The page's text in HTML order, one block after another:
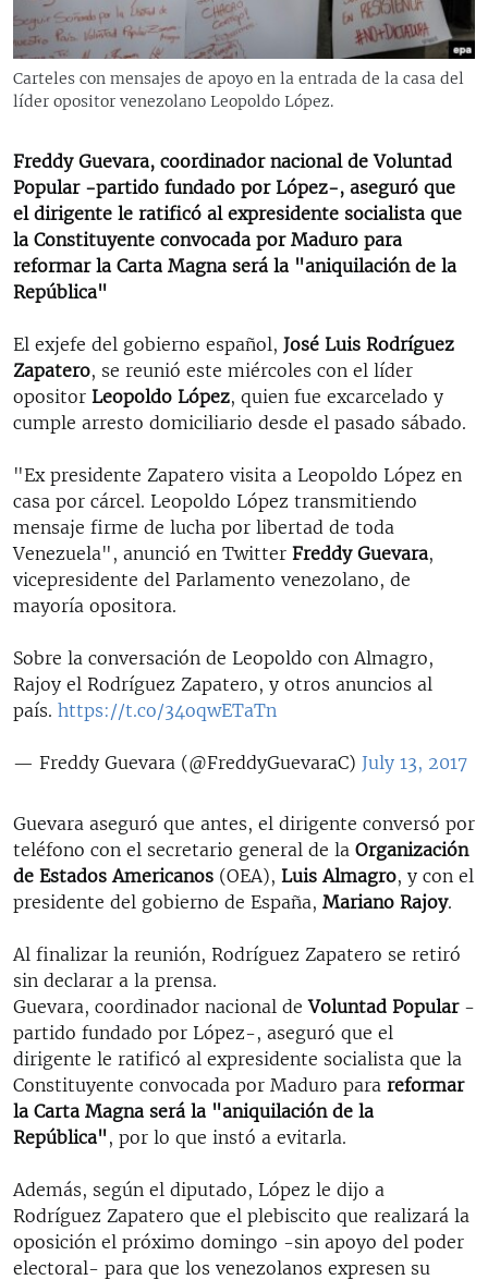
RADIO MARTÍ
ESPECIALES
ESPECIALES
SER VIEJO EN CUBA
KENTU-CUBANO
LOS SANTOS DE HIALEAH
DESINFORMACIÓN RUSA EN AMÉRICA LATINA
MULTIMEDIA
SÍGUENOS
Carteles con mensajes de apoyo en la entrada de la casa del
líder opositor venezolano Leopoldo López.
Freddy Guevara, coordinador nacional de Voluntad
Popular -partido fundado por López-, aseguró que
el dirigente le ratificó al expresidente socialista que
la Constituyente convocada por Maduro para
reformar la Carta Magna será la "aniquilación de la
República"
El exjefe del gobierno español, José Luis Rodríguez
Zapatero, se reunió este miércoles con el líder
opositor Leopoldo López, quien fue excarcelado y
cumple arresto domiciliario desde el pasado sábado.
"Ex presidente Zapatero visita a Leopoldo López en
casa por cárcel. Leopoldo López transmitiendo
mensaje firme de lucha por libertad de toda
Venezuela", anunció en Twitter Freddy Guevara,
vicepresidente del Parlamento venezolano, de
mayoría opositora.
Sobre la conversación de Leopoldo con Almagro,
Rajoy el Rodríguez Zapatero, y otros anuncios al
país. https://t.co/34oqwETaTn
— Freddy Guevara (@FreddyGuevaraC) July 13, 2017
Guevara aseguró que antes, el dirigente conversó por
teléfono con el secretario general de la Organización
de Estados Americanos (OEA), Luis Almagro, y con el
presidente del gobierno de España, Mariano Rajoy.
Al finalizar la reunión, Rodríguez Zapatero se retiró
sin declarar a la prensa.
Guevara, coordinador nacional deVoluntad Popular-
partido fundado por López-, aseguró que el
dirigente le ratificó al expresidente socialista que la
Constituyente convocada por Maduro para reformar
la Carta Magna será la "aniquilación de la
República", por lo que instó a evitarla.
Además, según el diputado, López le dijo a
Rodríguez Zapatero que el plebiscito que realizará la
oposición el próximo domingo -sin apoyo del poder
electoral- para que los venezolanos expresen su